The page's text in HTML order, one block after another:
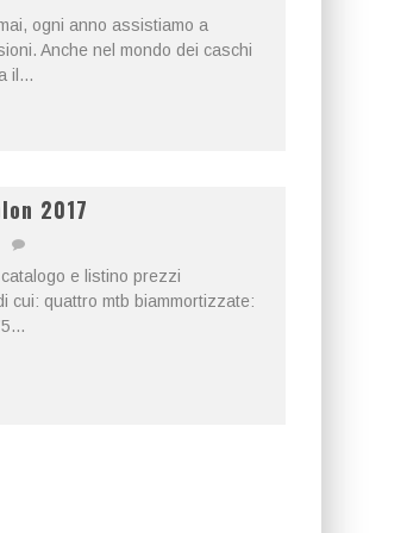
ogni anno assistiamo a
Anche nel mondo dei caschi
il...
2017
e listino prezzi
cui: quattro mtb biammortizzate: